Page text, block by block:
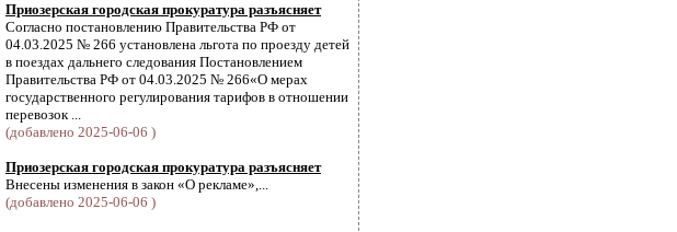
Приозерская городская прокуратура разъясняет
Согласно постановлению Правительства РФ от
04.03.2025 № 266 установлена льгота по проезду детей
в поездах дальнего следования Постановлением
Правительства РФ от 04.03.2025 № 266«О мерах
государственного регулирования тарифов в отношении
перевозок ...
(добавлено 2025-06-06 )
Приозерская городская прокуратура разъясняет
Внесены изменения в закон «О рекламе»,...
(добавлено 2025-06-06 )